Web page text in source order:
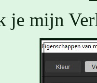
je mijn